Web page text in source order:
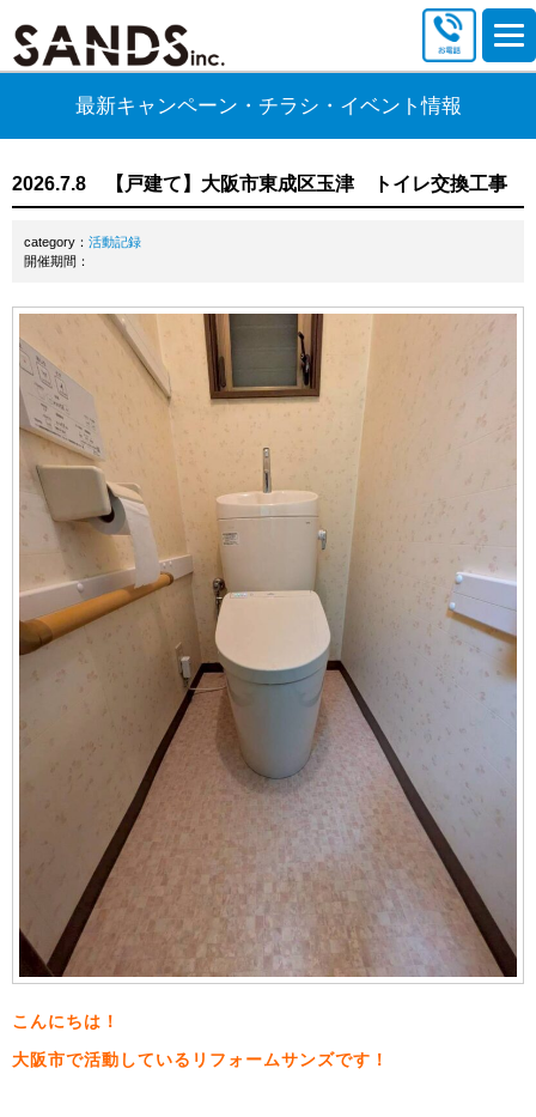
最新キャンペーン・チラシ・イベント情報
2026.7.8 【戸建て】大阪市東成区玉津 トイレ交換工事
category： 活動記録
開催期間：
こんにちは！
大阪市で活動しているリフォームサンズです！